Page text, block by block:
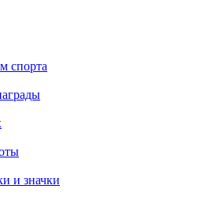
спорта
и значки